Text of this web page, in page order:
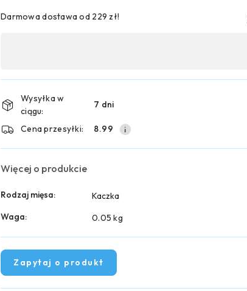
Darmowa dostawa od 229 zł!
płatność
i
dostawa
Wysyłka w
ciągu:
7 dni
Cena przesyłki: 8.99
Więcej o produkcie
Rodzaj mięsa:
Kaczka
Waga:
0.05 kg
Zapytaj o produkt